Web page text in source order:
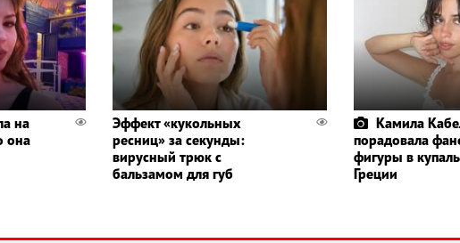
на
она
Эффект «кукольных
ресниц» за секунды:
вирусный трюк с
бальзамом для губ
Камила
порадовала
фигуры в
Греции